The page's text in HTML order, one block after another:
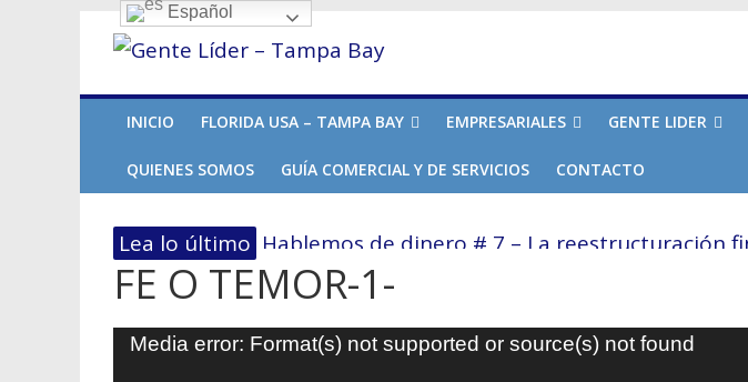
INICIO FLORIDA USA – TAMPA BAY EMPRESARIALES GENTE LIDER
QUIENES SOMOS GUÍA COMERCIAL Y DE SERVICIOS CONTACTO
Lea lo último
El primer paso hacia la Independencia Económica
No dejes que el miedo te derrote
Hablemos de dinero Parte 6
FE O TEMOR-1-
Reproductor
Media error: Format(s) not supported or source(s) not found
Español